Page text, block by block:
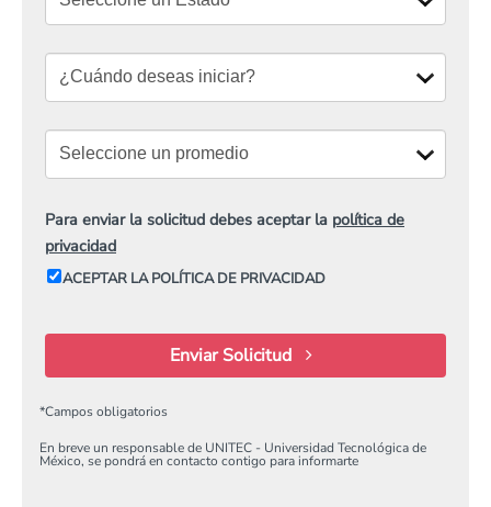
Para enviar la solicitud debes aceptar la política de
privacidad
ACEPTAR LA POLÍTICA DE PRIVACIDAD
Enviar Solicitud
*Campos obligatorios
En breve un responsable de UNITEC - Universidad Tecnológica de
México, se pondrá en contacto contigo para informarte